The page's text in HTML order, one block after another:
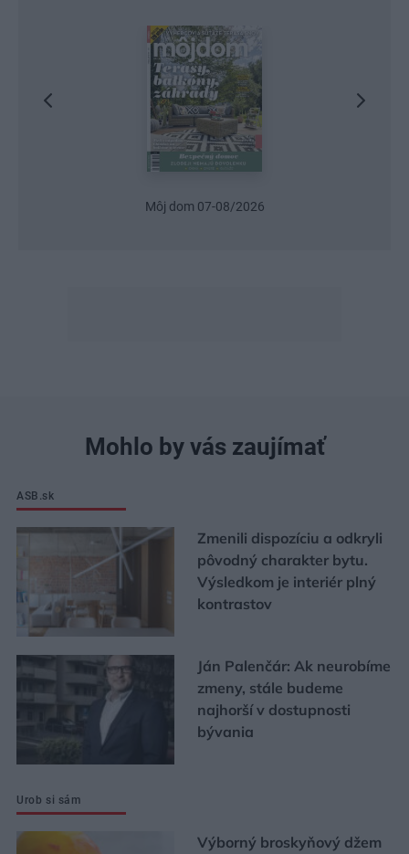
Urob si sám 6/2026
Mohlo by vás zaujímať
ASB.sk
Zmenili dispozíciu a odkryli
pôvodný charakter bytu.
Výsledkom je interiér plný
kontrastov
Ján Palenčár: Ak neurobíme
zmeny, stále budeme
najhorší v dostupnosti
bývania
Urob si sám
Výborný broskyňový džem